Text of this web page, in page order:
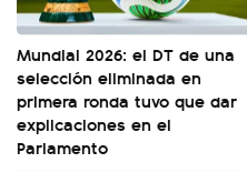
Mundial 2026: el DT de una
selección eliminada en
primera ronda tuvo que dar
explicaciones en el
Parlamento